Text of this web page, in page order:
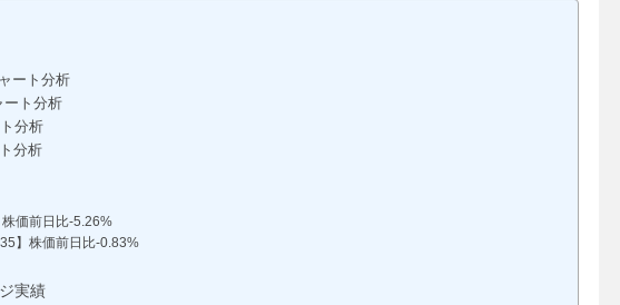
ート分析
ート分析
分析
分析
価前日比-5.26%
】株価前日比-0.83%
実績